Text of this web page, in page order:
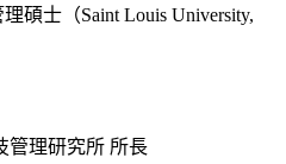
碩士（Saint Louis University,
管理研究所 所長